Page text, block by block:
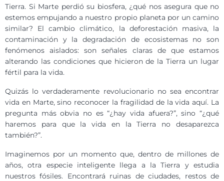
Tierra. Si Marte perdió su biosfera, ¿qué nos asegura que no
estemos empujando a nuestro propio planeta por un camino
similar? El cambio climático, la deforestación masiva, la
contaminación y la degradación de ecosistemas no son
fenómenos aislados: son señales claras de que estamos
alterando las condiciones que hicieron de la Tierra un lugar
fértil para la vida.
Quizás lo verdaderamente revolucionario no sea encontrar
vida en Marte, sino reconocer la fragilidad de la vida aquí. La
pregunta más obvia no es “¿hay vida afuera?”, sino “¿qué
haremos para que la vida en la Tierra no desaparezca
también?”.
Imaginemos por un momento que, dentro de millones de
años, otra especie inteligente llega a la Tierra y estudia
nuestros fósiles. Encontrará ruinas de ciudades, restos de